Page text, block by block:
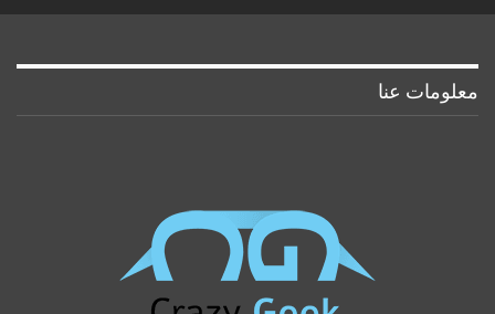
معلومات عنا